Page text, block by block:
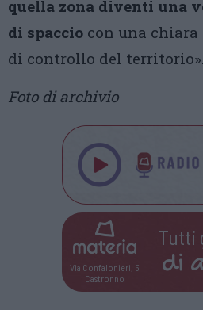
quella zona diventi una
di spaccio con una
di controllo del territorio».
Foto di archivio
Via Confalonieri, 5
Castronno
Tutti
di